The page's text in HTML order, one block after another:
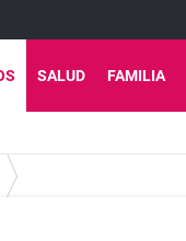
SALUD FAMILIA